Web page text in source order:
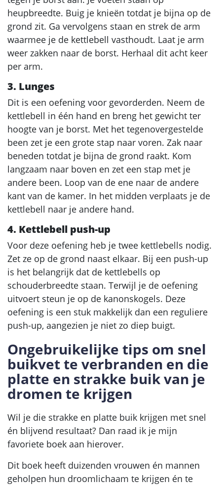
heupbreedte. Buig je knieën totdat je bijna op de
grond zit. Ga vervolgens staan en strek de arm
waarmee je de kettlebell vasthoudt. Laat je arm
weer zakken naar de borst. Herhaal dit acht keer
per arm.
3. Lunges
Dit is een oefening voor gevorderden. Neem de
kettlebell in één hand en breng het gewicht ter
hoogte van je borst. Met het tegenovergestelde
been zet je een grote stap naar voren. Zak naar
beneden totdat je bijna de grond raakt. Kom
langzaam naar boven en zet een stap met je
andere been. Loop van de ene naar de andere
kant van de kamer. In het midden verplaats je de
kettlebell naar je andere hand.
4. Kettlebell push-up
Voor deze oefening heb je twee kettlebells nodig.
Zet ze op de grond naast elkaar. Bij een push-up
is het belangrijk dat de kettlebells op
schouderbreedte staan. Terwijl je de oefening
uitvoert steun je op de kanonskogels. Deze
oefening is een stuk makkelijk dan een reguliere
push-up, aangezien je niet zo diep buigt.
Ongebruikelijke tips om snel
buikvet te verbranden en die
platte en strakke buik van je
dromen te krijgen
Wil je die strakke en platte buik krijgen met snel
én blijvend resultaat? Dan raad ik je mijn
favoriete boek aan hierover.
Dit boek heeft duizenden vrouwen én mannen
geholpen hun droomlichaam te krijgen én te